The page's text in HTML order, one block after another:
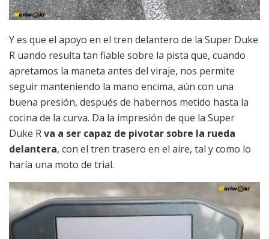
Y es que el apoyo en el tren delantero de la Super Duke
R uando resulta tan fiable sobre la pista que, cuando
apretamos la maneta antes del viraje, nos permite
seguir manteniendo la mano encima, aún con una
buena presión, después de habernos metido hasta la
cocina de la curva. Da la impresión de que la Super
Duke Rva a ser capaz de pivotar sobre la rueda
delantera, con el tren trasero en el aire, tal y como lo
haría una moto de trial.